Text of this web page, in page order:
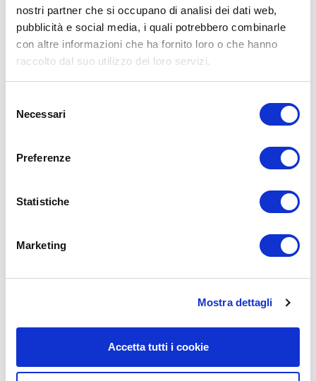
nostri partner che si occupano di analisi dei dati web,
pubblicità e social media, i quali potrebbero combinarle
con altre informazioni che ha fornito loro o che hanno
raccolto dal suo utilizzo dei loro servizi.
delNecessari
Preferenze
Statistiche
Marketing
Mostra dettagli
Accetta tutti i cookie
Matteo ha detto: 11 Luglio 2023 alle 18:10
Sempre molto utili i tuoi consigli e piccoli rimedi.. grazie
Buonasera, come al solito, esercizi mirati e interessanti
14 Luglio 2023 alle 06:45
17 Luglio 2023 alle